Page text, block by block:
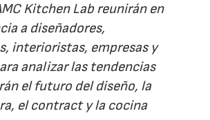
Kitchen Lab reunirán en
a diseñadores,
interioristas, empresas y
analizar las tendencias
el futuro del diseño, la
el contract y la cocina